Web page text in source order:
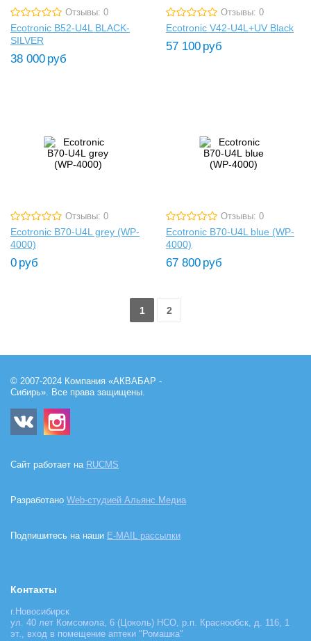
Отзывы: 0
Ecotronic B52-U4L BLACK-
SILVER
38 000 руб
Отзывы: 0
Ecotronic V42-U4L+UV Black
57 100 руб
Отзывы: 0
Ecotronic B70-U4L grey (WP-
4000)
0 руб
Отзывы: 0
Ecotronic B70-U4L blue (WP-
4000)
67 800 руб
1 2
© 2007-2024 Компания «АКВАБАР -
Сибирь». Все права защищены.
Сайт работает на RUCMS
Разработано Web-студией Альянс Медиа
Подпишитесь на наши E-MAIL рассылки
Контакты
г.Новосибирск
ул. 40 лет Комсомола, 6 (Цоколь) НСО, р.п. Краснообск, д. 116, 1
эт., вход в помещение аптеки "Ромашка"